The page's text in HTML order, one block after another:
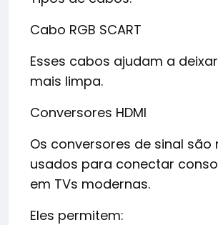
Cabo RGB SCART
Esses cabos ajudam a
mais limpa.
Conversores HDMI
Os conversores de sinal são
usados para conectar
em TVs modernas.
Eles permitem: